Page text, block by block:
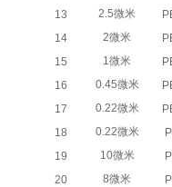
13
2.5微米
14
2微米
15
1微米
16
0.45微米
17
0.22微米
18
0.22微米
19
10微米
20
8微米